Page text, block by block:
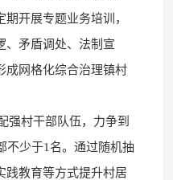
开展专题业务培训，
、矛盾调处、法制宣
成网格化综合治理镇村
强村干部队伍，力争到
不少于1名。通过随机抽
践教育等方式提升村居